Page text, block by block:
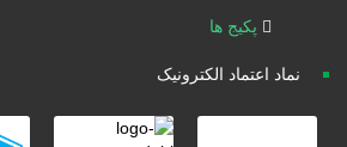
پکیج ها
نماد اعتماد الکترونیک